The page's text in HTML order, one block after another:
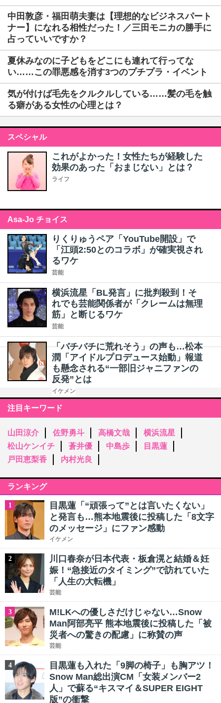
中田敦彦・福田萌夫妻は【理想的なビジネスパート
ナー】になれる相性だった！／三田モニカの勝手に
占っていいですか？
夏休みなのに子どもをどこにも連れて行ってな
い……この罪悪感を消す3つのプチプラ・イベント
気が付けば毛先をクルクルしている……髪の毛を触
る癖がある女性の心理とは？
スペシャル
これがよかった！女性たちが経験した
効果のあった「おまじない」とは？
ライフ
Asa-Jo チョイス
りくりゅうペア「YouTube開設」で
「江頭2:50とのコラボ」が確実視され
るワケ
芸能
横浜流星「BL発言」に批判殺到！そ
れでも芸能関係者が「クレームは無理
筋」と断じるワケ
芸能
「バチバチに荒れそう」の声も…松本
潤「アイドルプロデュース始動」報道
も懸念される“一部旧ジャニファンの
反発”とは
イケメン
注目キーワード
山田涼介 佐野勇斗 高橋文哉
横浜流星
松山ケンイチ
蒼井優 中島歩
目黒蓮
戸田恵梨香
内村光良
ランキング
1
目黒蓮「“頑張って”とは言いたくない」
と発言も…熊本地震後に投稿した「8文字
のメッセージ」にファン感動
イケメン
2
川口春奈が日本代表・板倉滉と結婚＆妊
娠！“急接近のタイミング”で訪れていた
「人生の大転機」
芸能
3
M!LKへの優しさだけじゃない…Snow
Man阿部亮平 熊本地震後に投稿した「被
災者への驚きの配慮」に称賛の声
芸能
4
目黒蓮も入れた「9脚の椅子」も胸アツ！
Snow Man総出演CM「女装メンバー2
人」で蘇る“キスマイ＆SUPER EIGHT
版”の衝撃